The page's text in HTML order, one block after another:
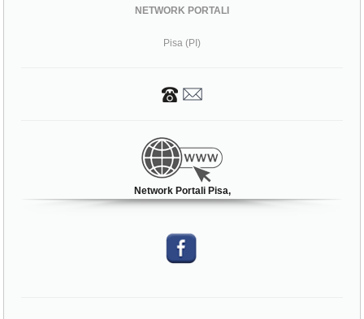
NETWORK PORTALI
Pisa (PI)
Network Portali Pisa,